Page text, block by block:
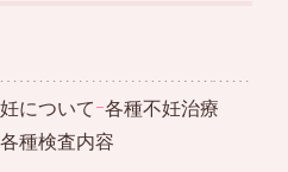
についてｰ各種不妊治療
各種検査内容